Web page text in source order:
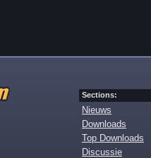
Sections:
Nieuws
Downloads
Top Downloads
Discussie